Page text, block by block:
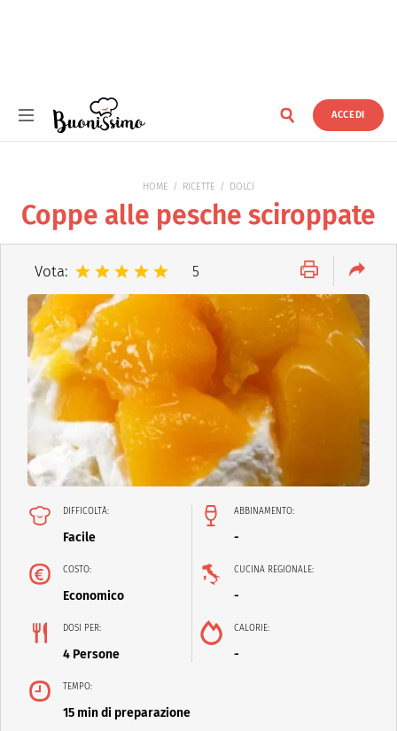
ACCEDI
HOME RICETTE DOLCI
Coppe alle pesche sciroppate
Vota: 5
DIFFICOLTÀ:
Facile
ABBINAMENTO:
-
COSTO:
Economico
CUCINA REGIONALE:
-
DOSI PER:
4 Persone
CALORIE:
-
TEMPO:
15 min di preparazione